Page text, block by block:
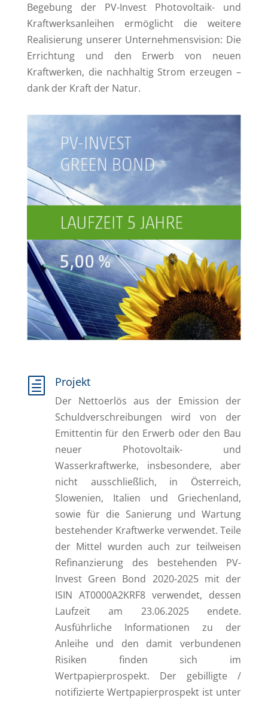
Begebung der PV-Invest Photovoltaik- und
Kraftwerksanleihen ermöglicht die weitere
Realisierung unserer Unternehmensvision: Die
Errichtung und den Erwerb von neuen
Kraftwerken, die nachhaltig Strom erzeugen –
dank der Kraft der Natur.
h Projekt
Der Nettoerlös aus der Emission der
Schuldverschreibungen wird von der
Emittentin für den Erwerb oder den Bau
neuer Photovoltaik- und
Wasserkraftwerke, insbesondere, aber
nicht ausschließlich, in Österreich,
Slowenien, Italien und Griechenland,
sowie für die Sanierung und Wartung
bestehender Kraftwerke verwendet. Teile
der Mittel wurden auch zur teilweisen
Refinanzierung des bestehenden PV-
Invest Green Bond 2020-2025 mit der
ISIN AT0000A2KRF8 verwendet, dessen
Laufzeit am 23.06.2025 endete.
Ausführliche Informationen zu der
Anleihe und den damit verbundenen
Risiken finden sich im
Wertpapierprospekt. Der gebilligte /
notifizierte Wertpapierprospekt ist unter